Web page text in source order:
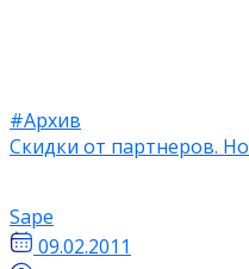
#Архив
Скидки от партнеров.
Sape
09.02.2011